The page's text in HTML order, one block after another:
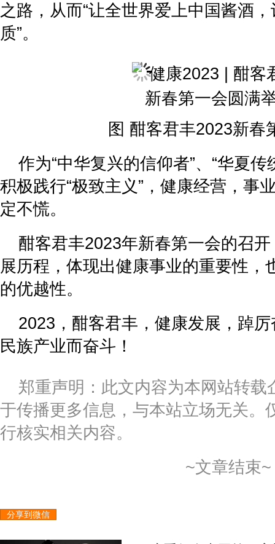
之路，从而“让全世界爱上中国酱酒
质”。
图 酣客君丰2023新春
作为“中华复兴的信仰者”、“华夏
积极践行“极致主义”，健康经营，事
定不慌。
酣客君丰2023年新春第一会的召
展历程，体现出健康事业的重要性，
的优越性。
2023，酣客君丰，健康发展，踔
民族产业而奋斗！
郑重声明：此文内容为本网站转载
于传播更多信息，与本站立场无关。
行核实相关内容。
~文章结束~
分享到微信